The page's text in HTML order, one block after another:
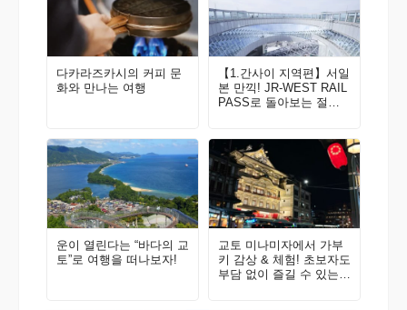
다카라즈카시의 커피 문
화와 만나는 여행
【1.간사이 지역편】서일
본 만끽! JR-WEST RAIL
PASS로 돌아보는 절경&
운이 열린다는 “바다의 교
토”로 여행을 떠나보자!
교토 미나미자에서 가부
키 감상 & 체험! 초보자도
부담 없이 즐길 수 있는 'J